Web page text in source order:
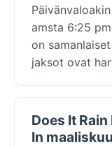
amsta 6:25
on
jaksot ovat
Does It
In